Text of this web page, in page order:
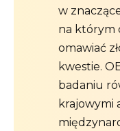
w
na którym
omawiać
kwestie.
badaniu
krajowymi